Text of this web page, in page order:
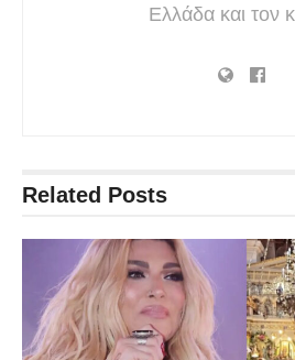
Ελλάδα και τον
Related Posts